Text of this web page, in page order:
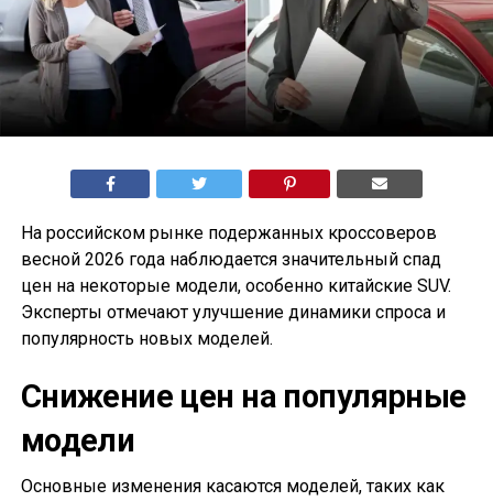
На российском рынке подержанных кроссоверов
весной 2026 года наблюдается значительный спад
цен на некоторые модели, особенно китайские SUV.
Эксперты отмечают улучшение динамики спроса и
популярность новых моделей.
Снижение цен на популярные
модели
Основные изменения касаются моделей, таких как